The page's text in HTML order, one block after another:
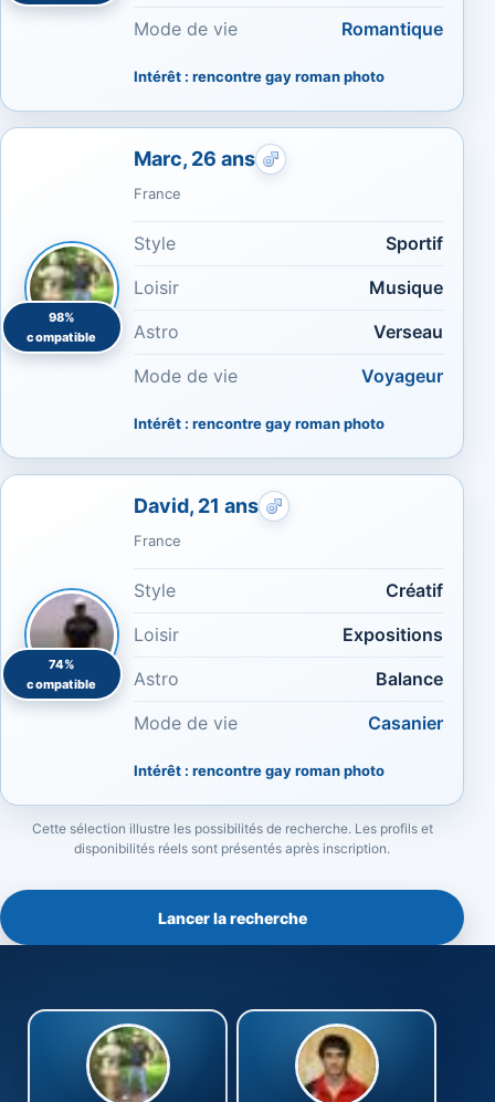
Mode de vie
Romantique
Intérêt : rencontre gay roman photo
98%
compatible
Marc, 26 ans
Rencontres gays : Sportif
France
Style
Sportif
Loisir
Musique
Astro
Verseau
Mode de vie
Voyageur
Intérêt : rencontre gay roman photo
74%
compatible
David, 21 ans
Rencontres gays : Bouc
France
Style
Créatif
Loisir
Expositions
Astro
Balance
Mode de vie
Casanier
Intérêt : rencontre gay roman photo
Cette sélection illustre les possibilités de recherche. Les profils et
disponibilités réels sont présentés après inscription.
Lancer la recherche